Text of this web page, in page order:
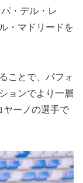
・デル・レ
・マドリードを
ことで、パフォ
ョンでより一層
ヤーノの選手で